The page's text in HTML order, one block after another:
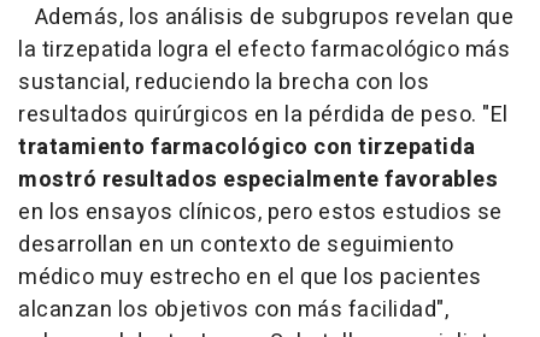
Además, los análisis de subgrupos revelan que
la tirzepatida logra el efecto farmacológico más
sustancial, reduciendo la brecha con los
resultados quirúrgicos en la pérdida de peso. "El
tratamiento farmacológico con tirzepatida
mostró resultados especialmente favorables
en los ensayos clínicos, pero estos estudios se
desarrollan en un contexto de seguimiento
médico muy estrecho en el que los pacientes
alcanzan los objetivos con más facilidad",